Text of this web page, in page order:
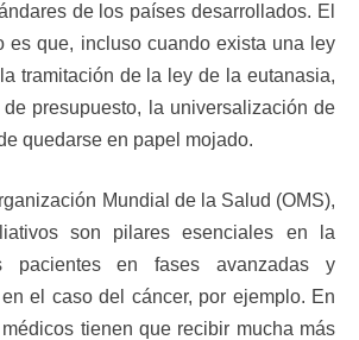
de los países desarrollados. El
es que, incluso cuando exista una ley
tramitación de la ley de la eutanasia,
presupuesto, la universalización de
quedarse en papel mojado.
Mundial de la Salud (OMS),
son pilares esenciales en la
pacientes en fases avanzadas y
el caso del cáncer, por ejemplo. En
tienen que recibir mucha más